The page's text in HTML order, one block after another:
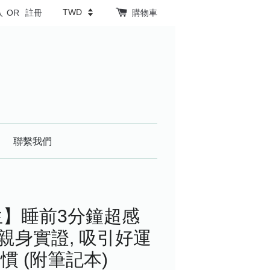
OR 註冊 購物車
聯繫我們
睡前3分鐘超感
身實證, 吸引好運
(附筆記本)